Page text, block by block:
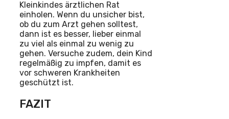
Kleinkindes ärztlichen Rat
einholen. Wenn du unsicher bist,
ob du zum Arzt gehen solltest,
dann ist es besser, lieber einmal
zu viel als einmal zu wenig zu
gehen. Versuche zudem, dein Kind
regelmäßig zu impfen, damit es
vor schweren Krankheiten
geschützt ist.
FAZIT